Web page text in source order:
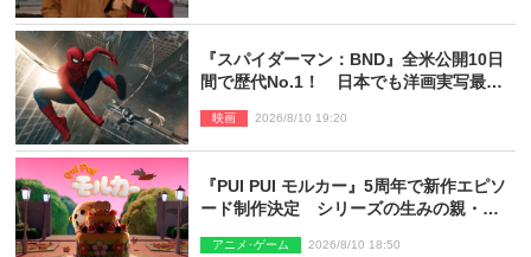
『スパイダーマン：BND』全米公開10日
間で歴代No.1！ 日本でも洋画実写最速
映画 2026/8/10 19:20
『PUI PUI モルカー』5周年で新作エピソ
ード制作決定 シリーズの生みの親・見
アニメ･ゲーム 2026/8/10 18:50